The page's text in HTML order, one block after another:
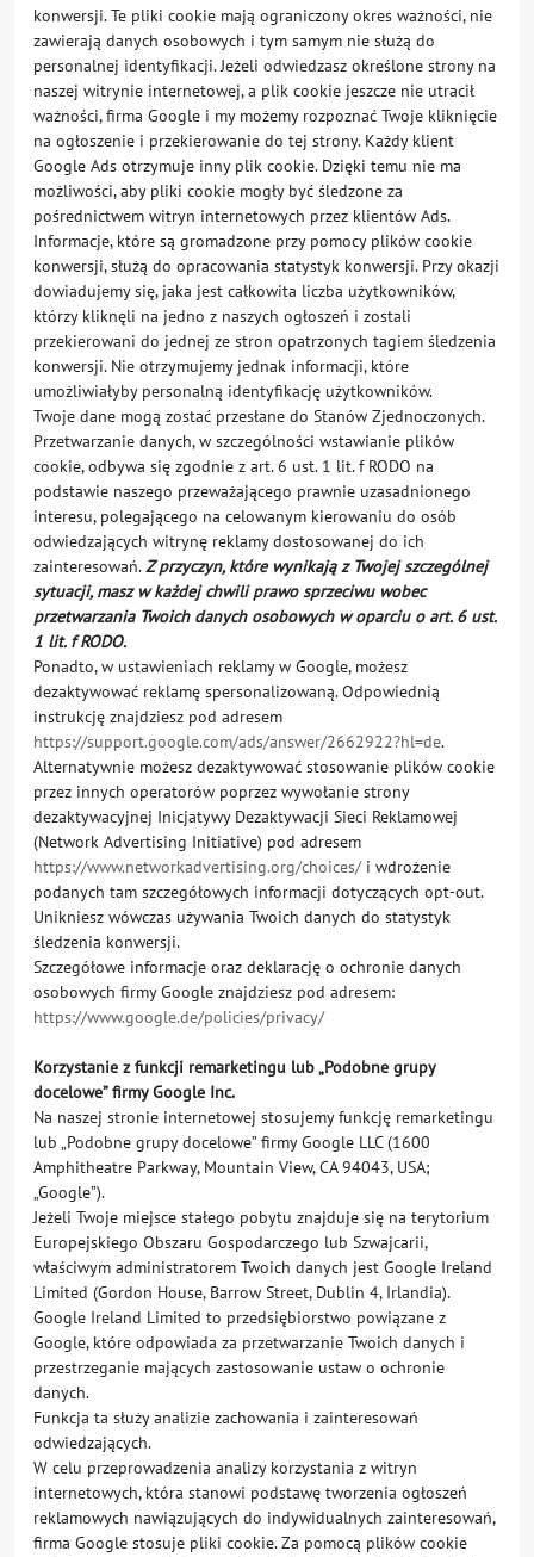
konwersji. Te pliki cookie mają ograniczony okres ważności, nie
zawierają danych osobowych i tym samym nie służą do
personalnej identyfikacji. Jeżeli odwiedzasz określone strony na
naszej witrynie internetowej, a plik cookie jeszcze nie utracił
ważności, firma Google i my możemy rozpoznać Twoje kliknięcie
na ogłoszenie i przekierowanie do tej strony. Każdy klient
Google Ads otrzymuje inny plik cookie. Dzięki temu nie ma
możliwości, aby pliki cookie mogły być śledzone za
pośrednictwem witryn internetowych przez klientów Ads.
Informacje, które są gromadzone przy pomocy plików cookie
konwersji, służą do opracowania statystyk konwersji. Przy okazji
dowiadujemy się, jaka jest całkowita liczba użytkowników,
którzy kliknęli na jedno z naszych ogłoszeń i zostali
przekierowani do jednej ze stron opatrzonych tagiem śledzenia
konwersji. Nie otrzymujemy jednak informacji, które
umożliwiałyby personalną identyfikację użytkowników.
Twoje dane mogą zostać przesłane do Stanów Zjednoczonych.
Przetwarzanie danych, w szczególności wstawianie plików
cookie, odbywa się zgodnie z art. 6 ust. 1 lit. f RODO na
podstawie naszego przeważającego prawnie uzasadnionego
interesu, polegającego na celowanym kierowaniu do osób
odwiedzających witrynę reklamy dostosowanej do ich
zainteresowań.Z przyczyn, które wynikają z Twojej szczególnej
sytuacji, masz w każdej chwili prawo sprzeciwu wobec
przetwarzania Twoich danych osobowych w oparciu o art. 6 ust.
1 lit. f RODO.
Ponadto, w ustawieniach reklamy w Google, możesz
dezaktywować reklamę spersonalizowaną. Odpowiednią
instrukcję znajdziesz pod adresem
https://support.google.com/ads/answer/2662922?hl=de.
Alternatywnie możesz dezaktywować stosowanie plików cookie
przez innych operatorów poprzez wywołanie strony
dezaktywacyjnej Inicjatywy Dezaktywacji Sieci Reklamowej
(Network Advertising Initiative) pod adresem
https://www.networkadvertising.org/choices/i wdrożenie
podanych tam szczegółowych informacji dotyczących opt-out.
Unikniesz wówczas używania Twoich danych do statystyk
śledzenia konwersji.
Szczegółowe informacje oraz deklarację o ochronie danych
osobowych firmy Google znajdziesz pod adresem:
https://www.google.de/policies/privacy/
Korzystanie z funkcji remarketingu lub „Podobne grupy
docelowe” firmy Google Inc.
Na naszej stronie internetowej stosujemy funkcję remarketingu
lub „Podobne grupy docelowe” firmy Google LLC (1600
Amphitheatre Parkway, Mountain View, CA 94043, USA;
„Google”).
Jeżeli Twoje miejsce stałego pobytu znajduje się na terytorium
Europejskiego Obszaru Gospodarczego lub Szwajcarii,
właściwym administratorem Twoich danych jest Google Ireland
Limited (Gordon House, Barrow Street, Dublin 4, Irlandia).
Google Ireland Limited to przedsiębiorstwo powiązane z
Google, które odpowiada za przetwarzanie Twoich danych i
przestrzeganie mających zastosowanie ustaw o ochronie
danych.
Funkcja ta służy analizie zachowania i zainteresowań
odwiedzających.
W celu przeprowadzenia analizy korzystania z witryn
internetowych, która stanowi podstawę tworzenia ogłoszeń
reklamowych nawiązujących do indywidualnych zainteresowań,
firma Google stosuje pliki cookie. Za pomocą plików cookie